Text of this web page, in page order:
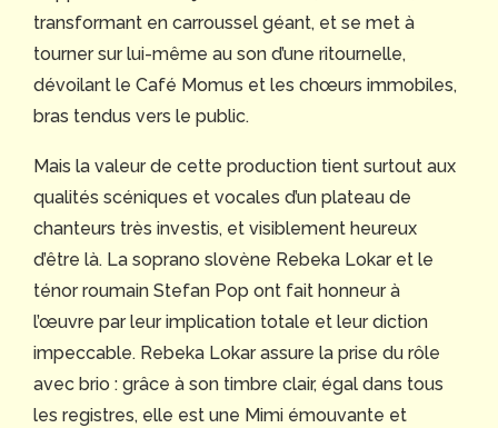
transformant en carroussel géant, et se met à
tourner sur lui-même au son d’une ritournelle,
dévoilant le Café Momus et les chœurs immobiles,
bras tendus vers le public.
Mais la valeur de cette production tient surtout aux
qualités scéniques et vocales d’un plateau de
chanteurs très investis, et visiblement heureux
d’être là. La soprano slovène Rebeka Lokar et le
ténor roumain Stefan Pop ont fait honneur à
l’œuvre par leur implication totale et leur diction
impeccable. Rebeka Lokar assure la prise du rôle
avec brio : grâce à son timbre clair, égal dans tous
les registres, elle est une Mimi émouvante et